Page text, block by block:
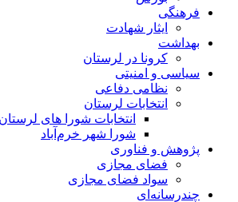
فرهنگی
ایثار شهادت
بهداشت
کرونا در لرستان
سیاسی و امنیتی
نظامی دفاعی
انتخابات لرستان
انتخابات شورا های لرستان
شورا شهر خرم‌آباد
پژوهش و فناوری
فضای مجازی
سواد فضای مجازی
چندرسانه‌ای